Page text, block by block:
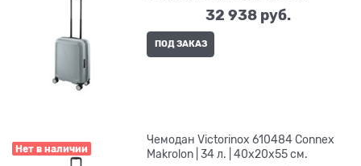
32 938 руб.
ПОД ЗАКАЗ
Нет в наличии
Чемодан Victorinox 610484 Connex
Makrolon | 34 л. | 40x20x55 см.